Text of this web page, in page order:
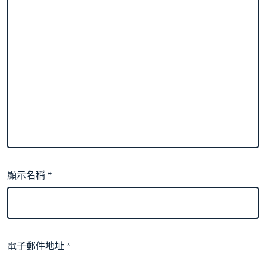
顯示名稱*
電子郵件地址*